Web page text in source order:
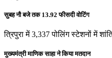
सुबह नौ बजे तक 13.92 फीसदी वोटिंग
त्रिपुरा में 3,337 पोलिंग स्टेशनों में
मुख्यमंत्री माणिक साहा ने किया मतदान